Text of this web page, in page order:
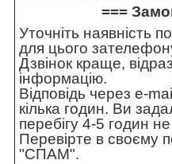
===
Уточніть наявність
для цього
Дзвінок краще,
інформацію.
Відповідь через e-
кілька годин. Ви
перебігу 4-5 годин
Перевірте в своєму
"СПАМ".